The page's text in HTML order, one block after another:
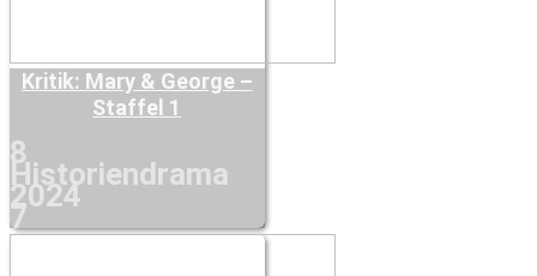
Kritik: Mary & George –
Staffel 1
8
Historiendrama
2024
7